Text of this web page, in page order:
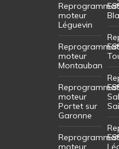
moteur
Léguevin
moteur
Montauban
moteur
Portet sur
Garonne
moteur